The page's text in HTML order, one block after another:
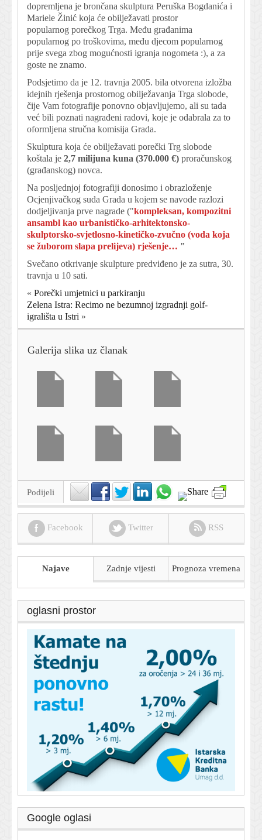
dopremljena je brončana skulptura Peruška Bogdanića i
Mariele Žinić koja će obilježavati prostor
popularnog porečkog Trga. Među građanima
popularnog po troškovima, među djecom popularnog
prije svega zbog mogućnosti igranja nogometa :), a za
goste ne znamo.
Podsjetimo da je 12. travnja 2005. bila otvorena izložba
idejnih rješenja prostornog obilježavanja Trga slobode,
čije Vam fotografije ponovno objavljujemo, ali su tada
već bili poznati nagrađeni radovi, koje je odabrala za to
oformljena stručna komisija Grada.
Skulptura koja će obilježavati porečki Trg slobode
koštala je 2,7 milijuna kuna (370.000 €) proračunskog
(građanskog) novca.
Na posljednjoj fotografiji donosimo i obrazloženje
Ocjenjivačkog suda Grada u kojem se navode razlozi
dodjeljivanja prve nagrade ("kompleksan, kompozitni
ansambl kao urbanističko-arhitektonsko-
skulptorsko-svjetlosno-kinetičko-zvučno (voda koja
se žuborom slapa prelijeva) rješenje… "
Svečano otkrivanje skulpture predviđeno je za sutra, 30.
travnja u 10 sati.
« Porečki umjetnici u parkiranju
Zelena Istra: Recimo ne bezumnoj izgradnji golf-
igrališta u Istri »
Galerija slika uz članak
Podijeli
Facebook Twitter RSS
Najave Zadnje vijesti Prognoza vremena
oglasni prostor
Google oglasi